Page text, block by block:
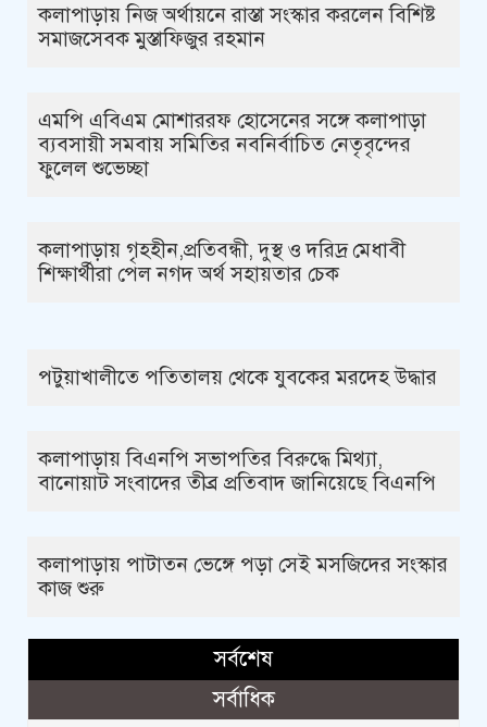
কলাপাড়ায় নিজ অর্থায়নে রাস্তা সংস্কার করলেন বিশিষ্ট
সমাজসেবক মুস্তাফিজুর রহমান
এমপি এবিএম মোশাররফ হোসেনের সঙ্গে কলাপাড়া
ব্যবসায়ী সমবায় সমিতির নবনির্বাচিত নেতৃবৃন্দের
ফুলেল শুভেচ্ছা
কলাপাড়ায় গৃহহীন,প্রতিবন্ধী, দুস্থ ও দরিদ্র মেধাবী
শিক্ষার্থীরা পেল নগদ অর্থ সহায়তার চেক
পটুয়াখালীতে পতিতালয় থেকে যুবকের মরদেহ উদ্ধার
কলাপাড়ায় বিএনপি সভাপতির বিরুদ্ধে মিথ্যা,
বানোয়াট সংবাদের তীব্র প্রতিবাদ জানিয়েছে বিএনপি
কলাপাড়ায় পাটাতন ভেঙ্গে পড়া সেই মসজিদের সংস্কার
কাজ শুরু
সর্বশেষ
সর্বাধিক